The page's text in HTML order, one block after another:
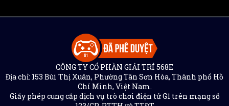
CÔNG TY CỔ PHẦN GIẢI TRÍ 568E
Địa chỉ: 153 Bùi Thị Xuân, Phường Tân Sơn Hòa, Thành phố Hồ
Chí Minh, Việt Nam.
Giấy phép cung cấp dịch vụ trò chơi điện tử G1 trên mạng số